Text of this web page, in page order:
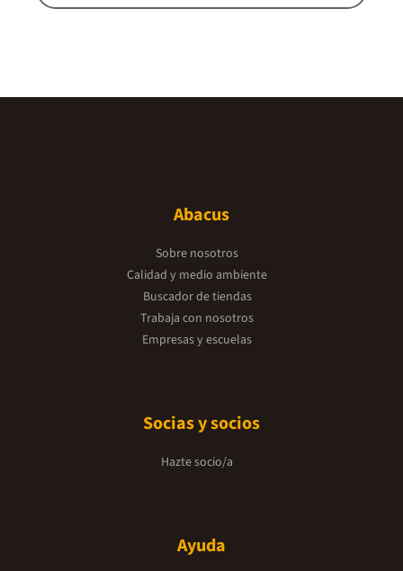
Abacus
Sobre nosotros
Calidad y medio ambiente
Buscador de tiendas
Trabaja con nosotros
Empresas y escuelas
Socias y socios
Hazte socio/a
Ayuda